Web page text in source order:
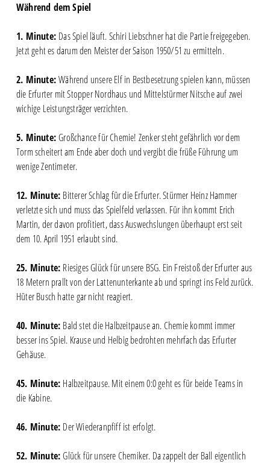
Während dem Spiel
1. Minute: Das Spiel läuft. Schiri Liebschner hat die Partie freigegeben.
Jetzt geht es darum den Meister der Saison 1950/51 zu ermitteln.
2. Minute:Während unsere Elf in Bestbesetzung spielen kann, müssen
die Erfurter mit Stopper Nordhaus und Mittelstürmer Nitsche auf zwei
wichige Leistungsträger verzichten.
5. Minute:Großchance für Chemie! Zenker steht gefährlich vor dem
Torm scheitert am Ende aber doch und vergibt die früße Führung um
wenige Zentimeter.
12. Minute: Bitterer Schlag für die Erfurter. Stürmer Heinz Hammer
verletzte sich und muss das Spielfeld verlassen. Für ihn kommt Erich
Martin, der davon profitiert, dass Auswechslungen überhaupt erst seit
dem 10. April 1951 erlaubt sind.
25. Minute: Riesiges Glück für unsere BSG. Ein Freistoß der Erfurter aus
18 Metern prallt von der Lattenunterkante ab und springt ins Feld zurück.
Hüter Busch hatte gar nicht reagiert.
40. Minute: Bald stet die Halbzeitpause an. Chemie kommt immer
besser ins Spiel. Krause und Helbig bedrohten mehrfach das Erfurter
Gehäuse.
45. Minute: Halbzeitpause. Mit einem 0:0 geht es für beide Teams in
die Kabine.
46. Minute: Der Wiederanpfiff ist erfolgt.
52. Minute:Glück für unsere Chemiker. Da zappelt der Ball eigentlich